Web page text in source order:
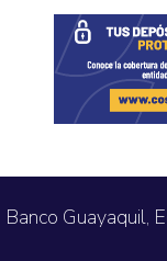
Banco Guayaquil,